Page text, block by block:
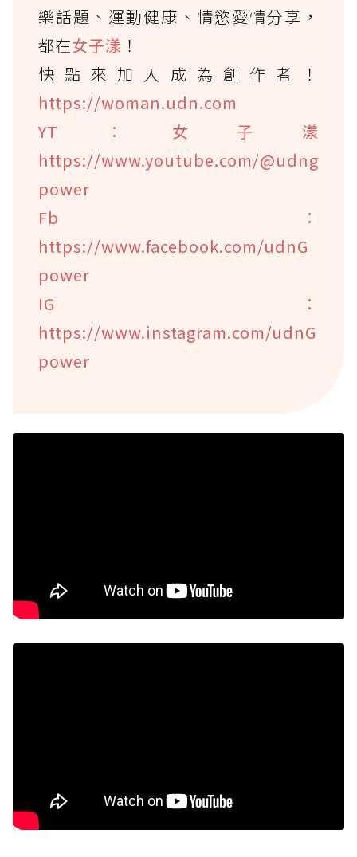
樂話題、運動健康、情慾愛情分享，
都在女子漾 ！
快點來加入成為創作者！
https://woman.udn.com
YT：女子漾
https://www.youtube.com/@udng
power
Fb：
https://www.facebook.com/udnG
power
IG：
https://www.instagram.com/udnG
power